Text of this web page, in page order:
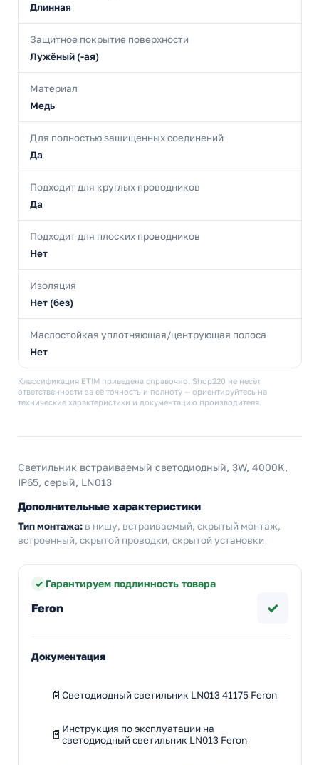
Длинная
Защитное покрытие поверхности
Лужёный (-ая)
Материал
Медь
Для полностью защищенных соединений
Да
Подходит для круглых проводников
Да
Подходит для плоских проводников
Нет
Изоляция
Нет (без)
Маслостойкая уплотняющая/центрующая полоса
Нет
Классификация ETIM приведена справочно. Shop220 не несёт
ответственности за её точность и полноту — ориентируйтесь на
технические характеристики и документацию производителя.
Светильник встраиваемый светодиодный, 3W, 4000K,
IP65, серый, LN013
Дополнительные характеристики
Тип монтажа: в нишу, встраиваемый, скрытый монтаж,
встроенный, скрытой проводки, скрытой установки
Гарантируем подлинность товара
Feron ✓
Документация
Светодиодный светильник LN013 41175 Feron
Инструкция по эксплуатации на
светодиодный светильник LN013 Feron